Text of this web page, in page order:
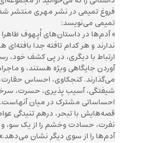
فروغ تمیمی در نشر مهری منتشر
تمیمی می‌نویسد:
» آدم‌‌ها در داستان‌‌های اُپهوف
ندارند و هر کدام تافته جدا بافته‌‌ای
ارتباط با دیگری، در پی کشف خود،
آوردن جایگاهی ویژه هستند، و
می‌‌گذارند. کنجکاوی، احساس
شیفتگی، آسیب پذیری، حسرت،
احساساتی مشترک در میان
قصه‌‌هایش با تبحر، درهم تنیدگی
نفرت، حسادت وخشم را از یک سو، و
آدم‌‌ها را از سوی دیگر نشان می‌‌دهد.»